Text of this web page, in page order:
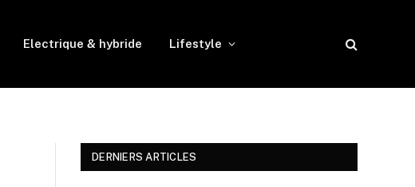
Electrique & hybride Lifestyle
DERNIERS ARTICLES